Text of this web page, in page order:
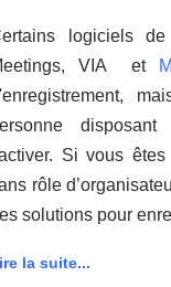
logiciels
VIA et
Si vous
rôle
solutions pour
la suite...